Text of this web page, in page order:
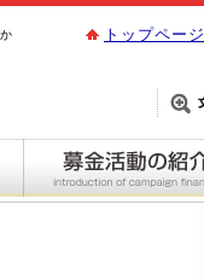
トップページ